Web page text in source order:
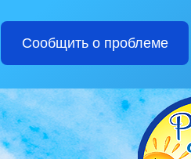
Сообщить о проблеме